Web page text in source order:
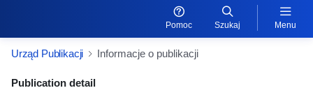
Pomoc Szukaj Menu
Urząd Publikacji Informacje o publikacji
Publication Detail Actions Portlet
Publication detail